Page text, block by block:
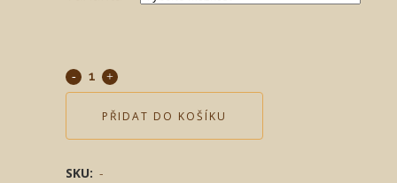
PŘIDAT DO KOŠÍKU
SKU: -